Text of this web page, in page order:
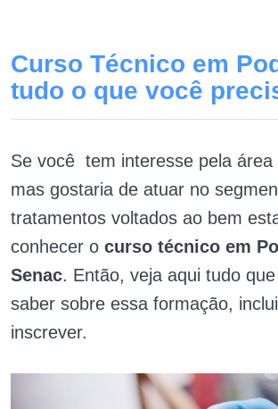
Curso Técnico em
tudo o que você
Se você tem interesse pela área
mas gostaria de atuar no
tratamentos voltados ao bem
conhecer o curso técnico em
Senac. Então, veja aqui tudo
saber sobre essa formação,
inscrever.